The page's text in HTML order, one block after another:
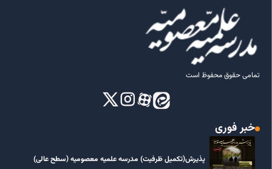
تمامی حقوق محفوظ است
خبر فوری
پذیرش(تکمیل ظرفیت) مدرسه علمیه معصومیه‌ (سطح عالی)